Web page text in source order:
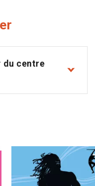
du centre